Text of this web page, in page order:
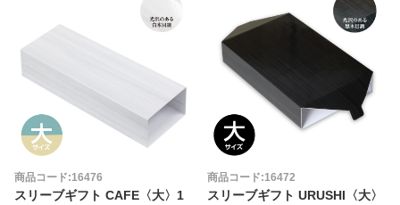
商品コード:16476
スリーブギフト CAFE〈大〉1
商品コード:16472
スリーブギフト URUSHI〈大〉